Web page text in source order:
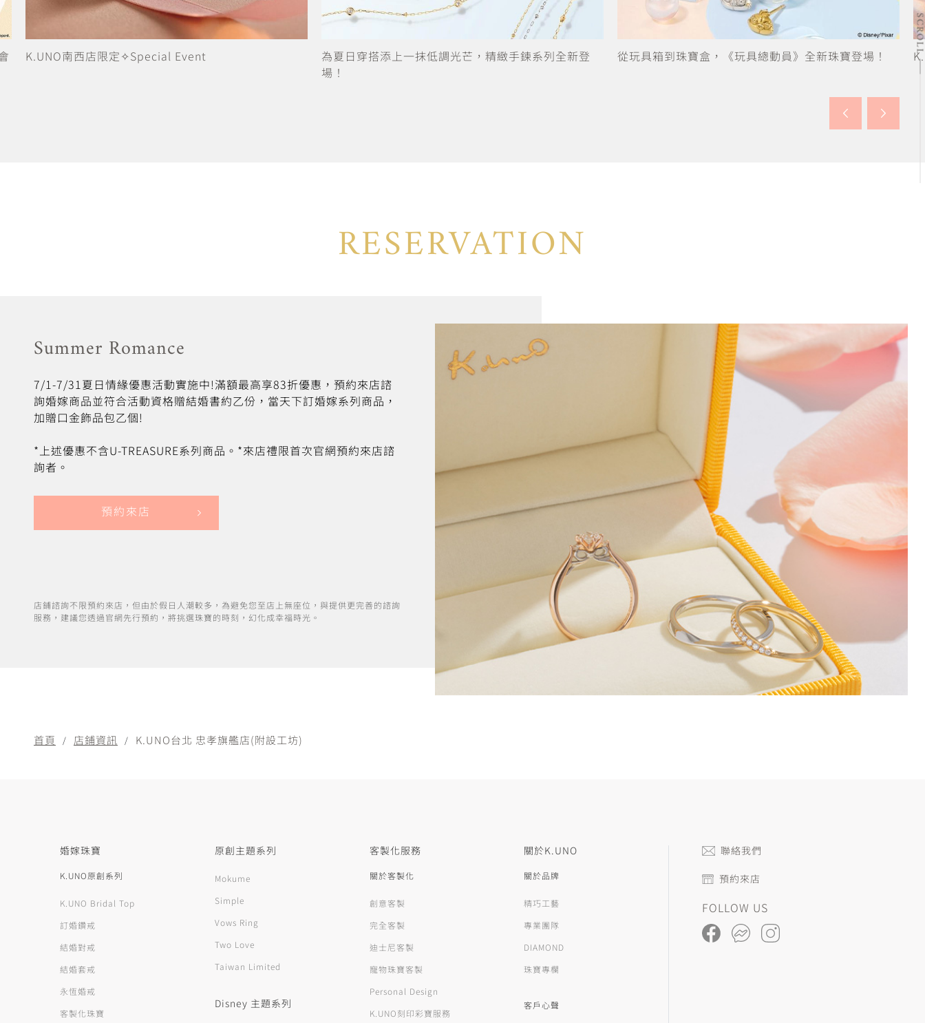
K.UNO南西店限定✧Special Event
為夏日穿搭添上一抹低調光芒，精緻手鍊系列全新登
場！
從玩具箱到珠寶盒，《玩具總動員》全新珠寶登場！
RESERVATION
Summer Romance
7/1-7/31夏日情緣優惠活動實施中!滿額最高享83折優惠，預約來店諮
詢婚嫁商品並符合活動資格贈結婚書約乙份，當天下訂婚嫁系列商品，
加贈口金飾品包乙個!
*上述優惠不含U-TREASURE系列商品。*來店禮限首次官網預約來店諮
詢者。
預約來店
店鋪諮詢不限預約來店，但由於假日人潮較多，為避免您至店上無座位，與提供更完善的諮詢
服務，建議您透過官網先行預約，將挑選珠寶的時刻，幻化成幸福時光。
首頁 店鋪資訊 K.UNO台北 忠孝旗艦店(附設工坊)
婚嫁珠寶
K.UNO原創系列
K.UNO Bridal Top
訂婚鑽戒
結婚對戒
結婚套戒
永恆婚戒
客製化珠寶
原創主題系列
Mokume
Simple
Vows Ring
Two Love
Taiwan Limited
Disney 主題系列
客製化服務
關於客製化
創意客製
完全客製
迪士尼客製
寵物珠寶客製
Personal Design
K.UNO刻印彩寶服務
關於K.UNO
關於品牌
精巧工藝
專業團隊
DIAMOND
珠寶專欄
客戶心聲
聯絡我們
預約來店
FOLLOW US